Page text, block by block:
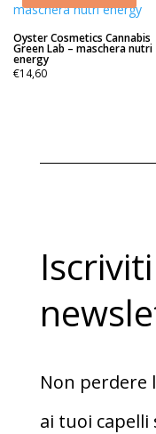
Oyster Cosmetics Cannabis
Green Lab – maschera nutri
energy
€14,60
Non perdere
ai tuoi